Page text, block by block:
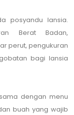
posyandu lansia.
Berat Badan,
perut, pengukuran
bagi lansia
dengan menu
buah yang wajib